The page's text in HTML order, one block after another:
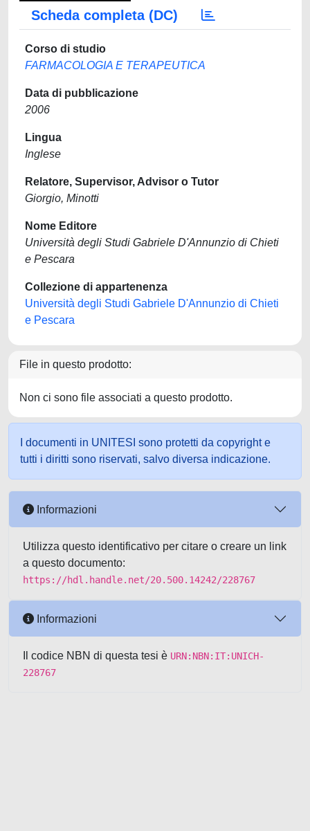
Scheda completa (DC)
Corso di studio
FARMACOLOGIA E TERAPEUTICA
Data di pubblicazione
2006
Lingua
Inglese
Relatore, Supervisor, Advisor o Tutor
Giorgio, Minotti
Nome Editore
Università degli Studi Gabriele D'Annunzio di Chieti
e Pescara
Collezione di appartenenza
Università degli Studi Gabriele D'Annunzio di Chieti
e Pescara
File in questo prodotto:
Non ci sono file associati a questo prodotto.
I documenti in UNITESI sono protetti da copyright e
tutti i diritti sono riservati, salvo diversa indicazione.
Informazioni
Utilizza questo identificativo per citare o creare un link
a questo documento:
https://hdl.handle.net/20.500.14242/228767
Informazioni
Il codice NBN di questa tesi è URN:NBN:IT:UNICH-
228767